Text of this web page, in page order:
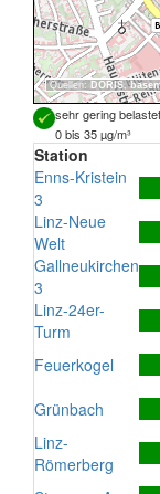
Quellen: DORIS,
sehr gering belastet
0 bis 35 µg/m³
Station
Enns-Kristein
3
Linz-Neue
Welt
Gallneukirchen
3
Linz-24er-
Turm
Feuerkogel
Grünbach
Linz-
Römerberg